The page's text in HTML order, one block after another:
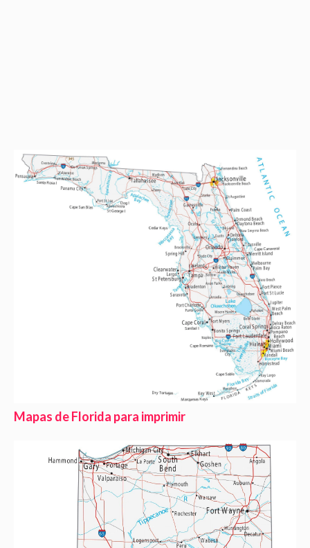
Mapas de Florida para imprimir